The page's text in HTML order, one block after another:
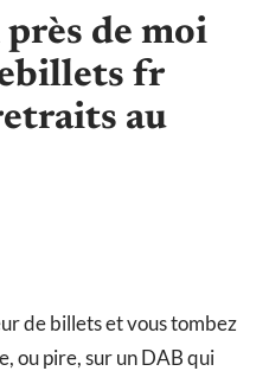
de moi
fr
au
de billets et vous tombez
ou pire, sur un DAB qui